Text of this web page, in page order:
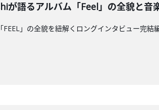
が語るアルバム「Feel」の全貌と音
」の全貌を紐解くロングインタビュー完